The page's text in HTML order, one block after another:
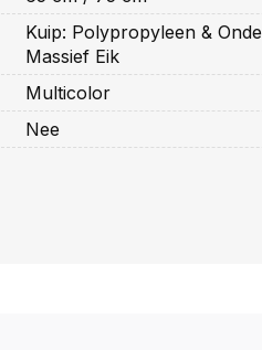
Kuip: Polypropyleen &
Massief Eik
Multicolor
Nee